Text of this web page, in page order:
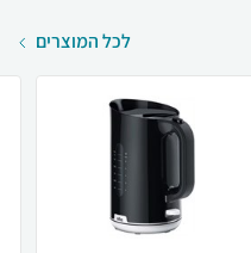
לכל המוצרים